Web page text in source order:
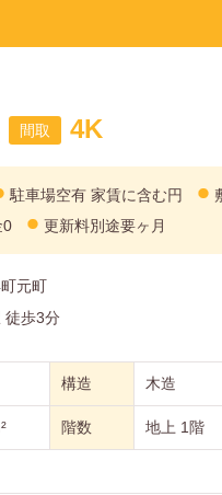
間取 4K
駐車場空有 家賃に含む円
0 更新料別途要ヶ月
元町
徒歩3分
構造 木造
階数 地上 1階